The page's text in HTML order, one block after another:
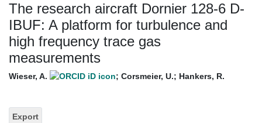
The research aircraft Dornier 128-6 D-
IBUF: A platform for turbulence and
high frequency trace gas
measurements
Wieser, A. ; Corsmeier, U.; Hankers, R.
Export